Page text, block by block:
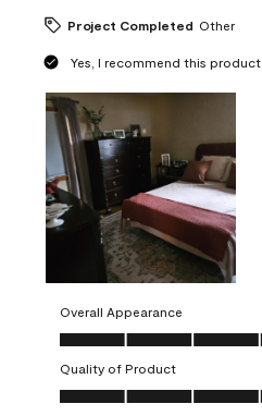
Project Completed Other
Yes, I recommend this product.
Overall Appearance
Overall Appearance, 5.0 out of 5
Quality of Product
Quality of Product, 5.0 out of 5